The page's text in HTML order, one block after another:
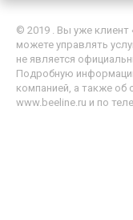
© 2019 . Вы уже клиент
можете управлять
не является
Подробную
компанией, а также об
www.beeline.ru и по